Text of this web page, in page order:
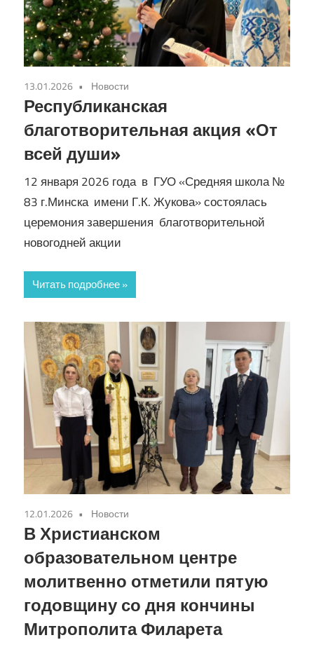
Кирилла
13.01.2026 Новости
Республиканская
благотворительная акция «От
всей души»
12 января 2026 года в ГУО «Средняя школа №
83 г.Минска имени Г.К. Жукова» состоялась
церемония завершения благотворительной
новогодней акции
Читать подробнее
12.01.2026 Новости
В Христианском
образовательном центре
молитвенно отметили пятую
годовщину со дня кончины
Митрополита Филарета